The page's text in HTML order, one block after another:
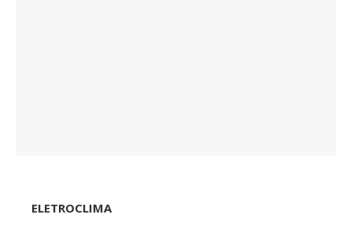
ELETROCLIMA